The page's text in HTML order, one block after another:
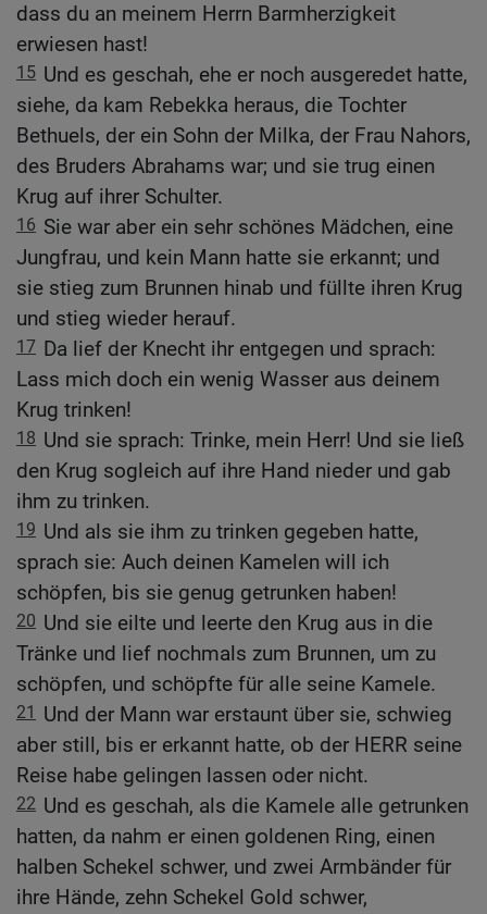
dass du an meinem Herrn Barmherzigkeit
erwiesen hast!
15 Und es geschah, ehe er noch ausgeredet hatte,
siehe, da kam Rebekka heraus, die Tochter
Bethuels, der ein Sohn der Milka, der Frau Nahors,
des Bruders Abrahams war; und sie trug einen
Krug auf ihrer Schulter.
16 Sie war aber ein sehr schönes Mädchen, eine
Jungfrau, und kein Mann hatte sie erkannt; und
sie stieg zum Brunnen hinab und füllte ihren Krug
und stieg wieder herauf.
17 Da lief der Knecht ihr entgegen und sprach:
Lass mich doch ein wenig Wasser aus deinem
Krug trinken!
18 Und sie sprach: Trinke, mein Herr! Und sie ließ
den Krug sogleich auf ihre Hand nieder und gab
ihm zu trinken.
19 Und als sie ihm zu trinken gegeben hatte,
sprach sie: Auch deinen Kamelen will ich
schöpfen, bis sie genug getrunken haben!
20 Und sie eilte und leerte den Krug aus in die
Tränke und lief nochmals zum Brunnen, um zu
schöpfen, und schöpfte für alle seine Kamele.
21
Und der Mann war erstaunt über sie, schwieg
aber still, bis er erkannt hatte, ob der HERR seine
Reise habe gelingen lassen oder nicht.
22 Und es geschah, als die Kamele alle getrunken
hatten, da nahm er einen goldenen Ring, einen
halben Schekel schwer, und zwei Armbänder für
ihre Hände, zehn Schekel Gold schwer,